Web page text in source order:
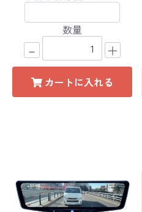
数量
－ ＋
カートに入れる